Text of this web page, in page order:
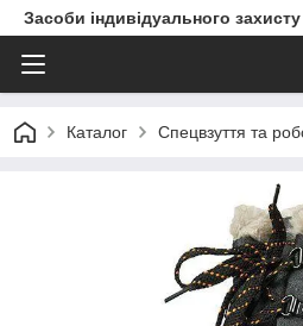
Засоби індивідуального захисту
Каталог Спецвзуття та